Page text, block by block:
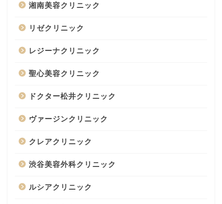
湘南美容クリニック
リゼクリニック
レジーナクリニック
聖心美容クリニック
ドクター松井クリニック
ヴァージンクリニック
クレアクリニック
渋谷美容外科クリニック
ルシアクリニック